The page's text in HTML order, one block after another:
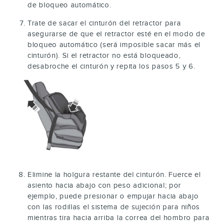
de bloqueo automático.
Trate de sacar el cinturón del retractor para
asegurarse de que el retractor esté en el modo de
bloqueo automático (será imposible sacar más el
cinturón). Si el retractor no está bloqueado,
desabroche el cinturón y repita los pasos 5 y 6.
Elimine la holgura restante del cinturón. Fuerce el
asiento hacia abajo con peso adicional; por
ejemplo, puede presionar o empujar hacia abajo
con las rodillas el sistema de sujeción para niños
mientras tira hacia arriba la correa del hombro para